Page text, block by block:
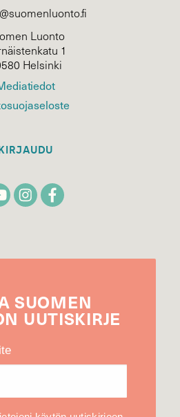
Luonto
1
Helsinki
KIRJAUDU
SUOMEN
UUTIS­KIRJE